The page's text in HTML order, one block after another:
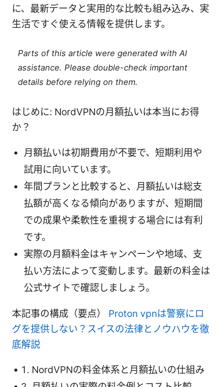
に、最新データと実用的な比較も組み込み、実
生活ですぐ使える情報を提供します。
Parts of this article were generated with AI
assistance. Please double-check important
details before relying on them.
はじめに: NordVPNの月額払いは本当にお得
か？
月額払いは初期費用が不要で、短期利用や
試用に向いています。
年間プランと比較すると、月額払いは総支
払額が高くなる傾向がありますが、短期間
での成果や柔軟性を重視する場合には有利
です。
実際の月額料金はキャンペーンや地域、支
払い方法によって変動します。最新の料金は
公式サイトで確認しましょう。
本記事の構成（要点） Proton vpnは警察にロ
グを提供しない？スイスの法律とノウハウを徹
底解説
NordVPNの料金体系と月額払いの仕組み